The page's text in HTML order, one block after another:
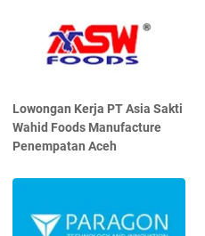
Lowongan Kerja PT Asia Sakti
Wahid Foods Manufacture
Penempatan Aceh